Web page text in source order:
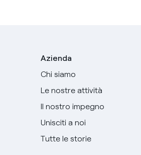
Azienda
Chi siamo
Le nostre attività
Il nostro impegno
Unisciti a noi
Tutte le storie